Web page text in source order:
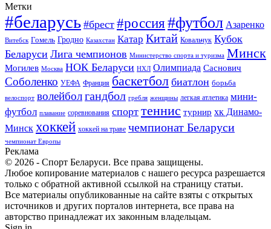
Метки
#беларусь #брест #россия#футбол Азаренко
Витебск Гомель Гродно Казахстан Катар Китай Ковальчук Кубок
Беларуси Лига чемпионов Министерство спорта и туризма Минск
Могилев Москва НОК Беларуси НХЛ Олимпиада Саснович
Соболенко УЕФА Франция баскетбол биатлон борьба
велоспорт волейболгандбол гребля женщины легкая атлетика мини-
футбол плавание соревнования спорт теннис турнир хк Динамо-
Минск хоккей хоккей на траве чемпионат Беларуси
чемпионат Европы
Реклама
© 2026 - Спорт Беларуси. Все права защищены.
Любое копирование материалов с нашего ресурса разрешается
только с обратной активной ссылкой на страницу статьи.
Все материалы опубликованные на сайте взяты с открытых
источников и других порталов интернета, все права на
авторство принадлежат их законным владельцам.